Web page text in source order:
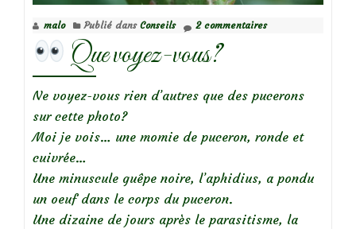
malo Publié dans Conseils 2 commentaires
Que voyez-vous?
Ne voyez-vous rien d’autres que des pucerons
sur cette photo?
Moi je vois… une momie de puceron, ronde et
cuivrée…
Une minuscule guêpe noire, l’aphidius, a pondu
un oeuf dans le corps du puceron.
Une dizaine de jours après le parasitisme, la